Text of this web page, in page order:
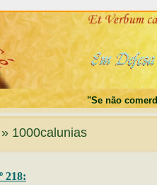
"Se não comerdes
1000calunias
218: